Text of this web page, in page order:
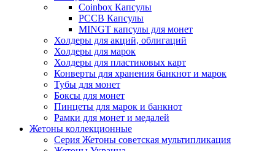
Coinbox Капсулы
РССВ Капсулы
MINGT капсулы для монет
Холдеры для акций, облигаций
Холдеры для марок
Холдеры для пластиковых карт
Конверты для хранения банкнот и марок
Тубы для монет
Боксы для монет
Пинцеты для марок и банкнот
Рамки для монет и медалей
Жетоны коллекционные
Серия Жетоны советская мультипликация